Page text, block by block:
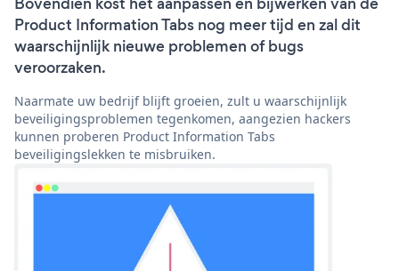
Product Information Tabs nog meer tijd en zal dit
waarschijnlijk nieuwe problemen of bugs
veroorzaken.
Naarmate uw bedrijf blijft groeien, zult u waarschijnlijk
beveiligingsproblemen tegenkomen, aangezien hackers
kunnen proberen Product Information Tabs
beveiligingslekken te misbruiken.